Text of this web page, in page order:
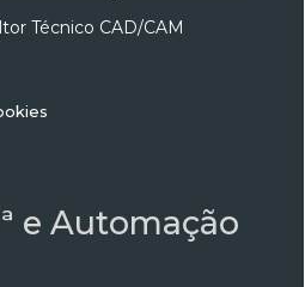
Técnico CAD/CAM
e Automação